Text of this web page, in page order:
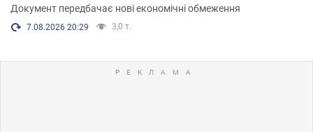
Документ передбачає нові економічні обмеження
7.08.2026 20:29 3,0 т.